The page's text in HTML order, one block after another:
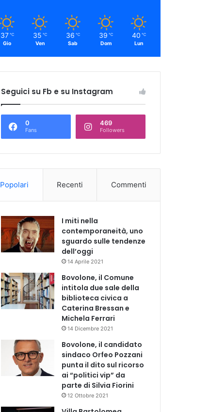
37 ℃
Gio
35 ℃
Ven
36 ℃
Sab
39 ℃
Dom
40 ℃
Lun
Seguici su Fb e su Instagram
0
Fans
469
Followers
Popolari Recenti Commenti
I miti nella
contemporaneità, uno
sguardo sulle tendenze
dell’oggi
14 Aprile 2021
Bovolone, il Comune
intitola due sale della
biblioteca civica a
Caterina Bressan e
Michela Ferrari
14 Dicembre 2021
Bovolone, il candidato
sindaco Orfeo Pozzani
punta il dito sul ricorso
ai “politici vip” da
parte di Silvia Fiorini
12 Ottobre 2021